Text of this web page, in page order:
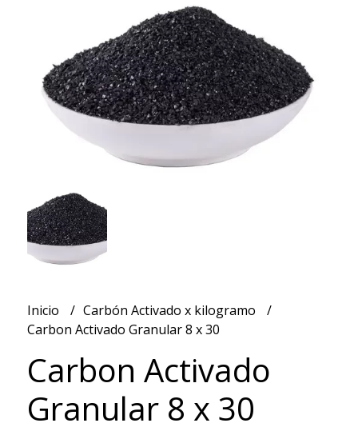
Inicio
Carbón Activado x kilogramo
Carbon Activado Granular 8 x 30
Carbon Activado
Granular 8 x 30